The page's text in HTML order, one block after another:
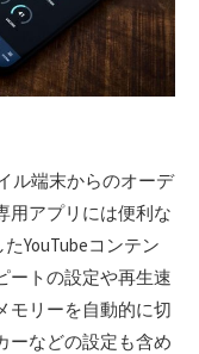
ル端末からのオーデ
用アプリには便利な
YouTubeコンテン
ートの設定や再生速
モリーを自動的に切
ーなどの設定も含め